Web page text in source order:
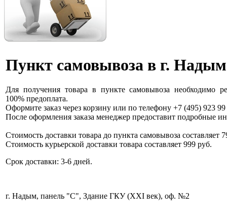
Пункт самовывоза в г. Надым
Для получения товара в пункте самовывоза необходимо
100% предоплата.
Оформите заказ через корзину или по телефону +7 (495) 923
После оформления заказа менеджер предоставит подробные
Стоимость доставки товара до пункта самовывоза составляет
Стоимость курьерской доставки товара составляет 999 руб.
Срок доставки: 3-6 дней.
г. Надым, панель "С", Здание ГКУ (XXI век), оф. №2